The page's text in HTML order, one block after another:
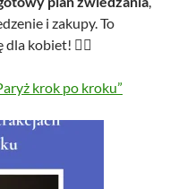
i zakupy. To
kobiet! 💁‍♀️
krok po kroku”